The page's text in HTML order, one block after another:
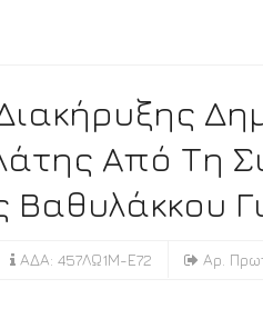
Από Τη
ΑΔΑ: 457ΛΩ1Μ-Ε72 Αρ.